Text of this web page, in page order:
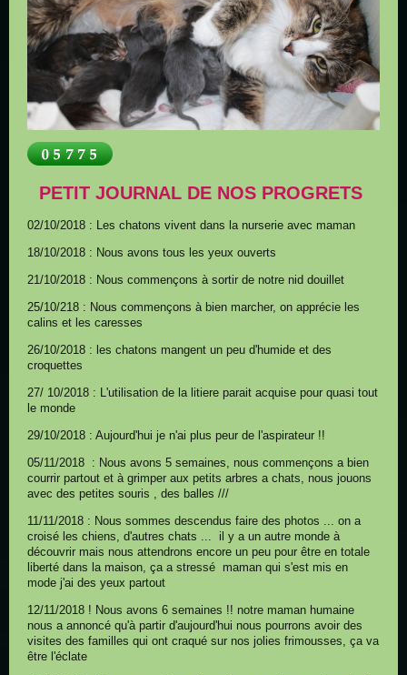
PETIT JOURNAL DE NOS PROGRETS
02/10/2018 : Les chatons vivent dans la nurserie avec maman
18/10/2018 : Nous avons tous les yeux ouverts
21/10/2018 : Nous commençons à sortir de notre nid douillet
25/10/218 : Nous commençons à bien marcher, on apprécie les
calins et les caresses
26/10/2018 : les chatons mangent un peu d'humide et des
croquettes
27/ 10/2018 : L'utilisation de la litiere parait acquise pour quasi tout
le monde
29/10/2018 : Aujourd'hui je n'ai plus peur de l'aspirateur !!
05/11/2018 : Nous avons 5 semaines, nous commençons a bien
courrir partout et à grimper aux petits arbres a chats, nous jouons
avec des petites souris , des balles ///
11/11/2018 : Nous sommes descendus faire des photos ... on a
croisé les chiens, d'autres chats ... il y a un autre monde à
découvrir mais nous attendrons encore un peu pour être en totale
liberté dans la maison, ça a stressé maman qui s'est mis en
mode j'ai des yeux partout
12/11/2018 ! Nous avons 6 semaines !! notre maman humaine
nous a annoncé qu'à partir d'aujourd'hui nous pourrons avoir des
visites des familles qui ont craqué sur nos jolies frimousses, ça va
être l'éclate